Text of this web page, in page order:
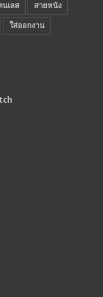
เลส
สายหนัง
ใส่ออกงาน